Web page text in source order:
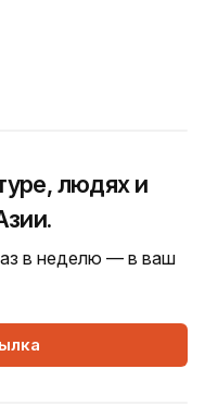
людях и
в неделю — в ваш